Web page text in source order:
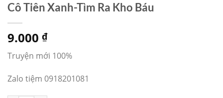
Cô Tiên Xanh-Tìm Ra Kho Báu
9.000 ₫
Truyện mới 100%
Zalo tiệm 0918201081